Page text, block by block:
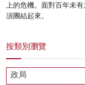
上的危機。面對百年未
須團結起來。
按類別瀏覽
政局